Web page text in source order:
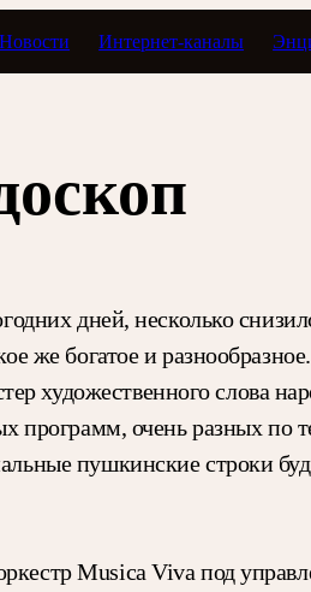
Новости Интернет-каналы
дней, несколько
же богатое и разнообразное.
художественного слова
программ, очень разных
пушкинские строки
Musica Viva под